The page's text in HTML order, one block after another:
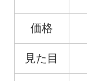
価格
見た目